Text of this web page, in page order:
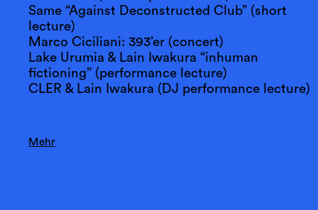
Same “Against Deconstructed Club” (short
lecture)
Marco Ciciliani: 393’er (concert)
Lake Urumia & Lain Iwakura “inhuman
fictioning” (performance lecture)
CLER & Lain Iwakura (DJ performance lecture)
Mehr